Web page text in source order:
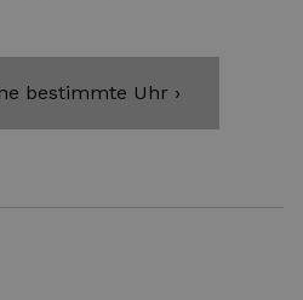
bestimmte Uhr ›